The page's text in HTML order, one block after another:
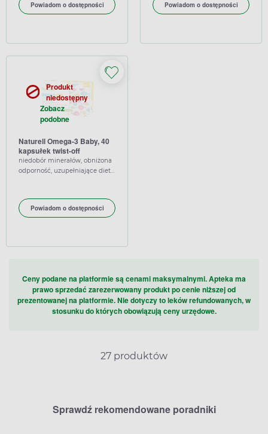
Powiadom o dostępności Powiadom o dostępności
Produkt
niedostępny
Zobacz
podobne
Naturell Omega-3 Baby, 40
kapsułek twist-off
niedobór minerałów, obniżona
odporność, uzupełniające dietę,
Powiadom o dostępności
Ceny podane na platformie są cenami maksymalnymi. Apteka ma
prawo sprzedać zarezerwowany produkt po cenie niższej od
prezentowanej na platformie. Nie dotyczy to leków refundowanych, w
stosunku do których obowiązują ceny urzędowe.
27 produktów
Sprawdź rekomendowane poradniki